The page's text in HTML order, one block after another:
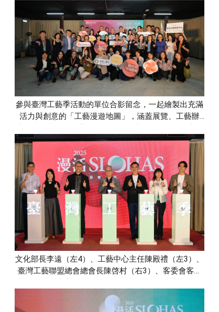
帶來多層次、跨領域的文化體驗。
參與臺灣工藝季活動的單位合影留念，一起繪製出充滿
活力與創意的「工藝漫遊地圖」，涵蓋展覽、工藝辦
帶來多層次、跨領域的文化體驗。
文化部長李遠（左4）、工藝中心主任陳殿禮（左3）、
臺灣工藝聯盟總會總會長陳啓村（右3）、客委會客家
長謝育哲（右1）等貴賓一起共同啟動「臺灣工藝衛星
地圖」，象徵工藝從土地出發、自地方啟動，串聯在地